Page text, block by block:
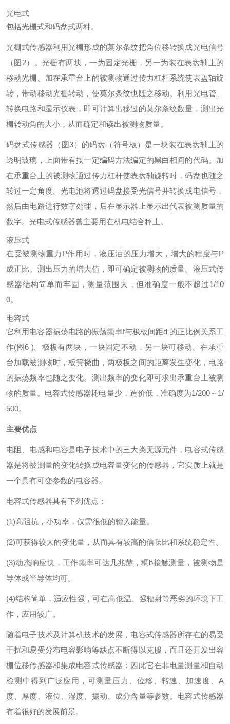
光电式
包括光栅式和码盘式两种。
光栅式传感器利用光栅形成的莫尔条纹把角位移转换成光电信号
（图2）。光栅有两块，一为固定光栅，另一为装在表盘轴上的
移动光栅。加在承重台上的被测物通过传力杠杆系统使表盘轴旋
转，带动移动光栅转动，使莫尔条纹也随之移动。利用光电管、
转换电路和显示仪表，即可计算出移过的莫尔条纹数量，测出光
栅转动角的大小，从而确定和读出被测物质量。
码盘式传感器（图3）的码盘（符号板）是一块装在表盘轴上的
透明玻璃，上面带有按一定编码方法编定的黑白相间的代码。加
在承重台上的被测物通过传力杠杆使表盘轴旋转时，码盘也随之
转过一定角度。光电池将透过码盘接受光信号并转换成电信号，
然后由电路进行数字处理，后在显示器上显示出代表被测质量的
数字。光电式传感器曾主要用在机电结合秤上。
液压式
在受被测物重力P作用时，液压油的压力增大，增大的程度与P
成正比。测出压力的增大值，即可确定被测物的质量。液压式传
感器结构简单而牢固，测量范围大，但准确度一般不超过1/10
0。
电容式
它利用电容器振荡电路的振荡频率f与极板间距d 的正比例关系工
作(图6 )。极板有两块，一块固定不动，另一块可移动。在承重
台加载被测物时，板簧挠曲，两极板之间的距离发生变化，电路
的振荡频率也随之变化。测出频率的变化即可求出承重台上被测
物的质量。电容式传感器耗电量少，造价低，准确度为1/200～1/
500。
主要优点
电阻、电感和电容是电子技术中的三大类无源元件，电容式传感
器是将被测量的变化转换成电容量变化的传感器，它实质上就是
一个具有可变参数的电容器。
电容式传感器具有下列优点：
(1)高阻抗，小功率，仅需很低的输入能量。
(2)可获得较大的变化量，从而具有较高的信噪比和系统稳定性。
(3)动态响应快，工作频率可达几兆赫，稠b接触测量，被测物是
导体或半导体均可。
(4)结构简单．适应性强，可在高低温、强辐射等恶劣的环境下工
作，应用较广。
随着电子技术及计算机技术的发展，电容式传感器所存在的易受
干扰和易受分布电容影响等缺点不断得以克服，而且还开发出容
栅位移传感器和集成电容式传感器：因此它在非电量测量和自动
检测中得到广泛应用，可测量压力、位移、转速、加速度、A
度、厚度、液位、湿度、振动、成分含量等参数。电容式传感器
有着很好的发展前景。